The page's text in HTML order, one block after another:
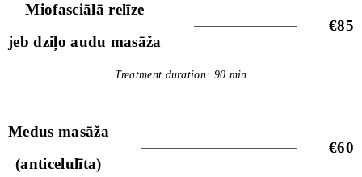
Miofasciālā relīze
jeb dziļo audu masāža
€85
Treatment duration: 90 min
Medus masāža
(anticelulīta)
€60